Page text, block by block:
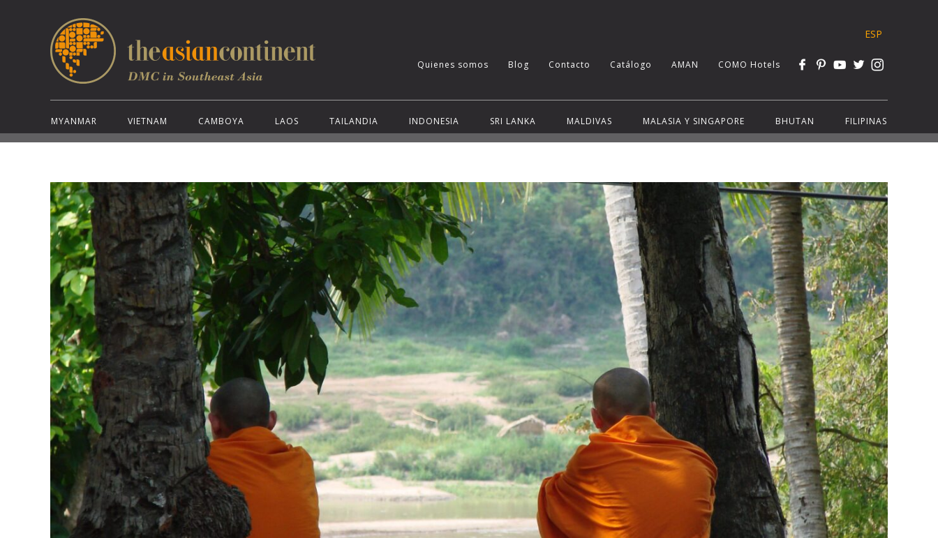
ESP
Quienes somos Blog Contacto Catálogo AMAN COMO Hotels
MYANMAR VIETNAM CAMBOYA LAOS TAILANDIA INDONESIA SRI LANKA MALDIVAS MALASIA Y SINGAPORE BHUTAN FILIPINAS